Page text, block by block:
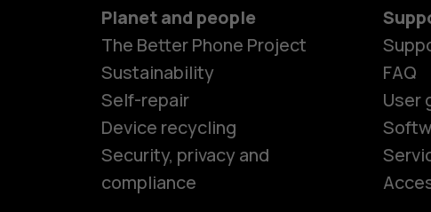
Smartphones
Planet and people
The Better Phone Project
Sustainability
Self-repair
Device recycling
Security, privacy and
compliance
FAQ
User